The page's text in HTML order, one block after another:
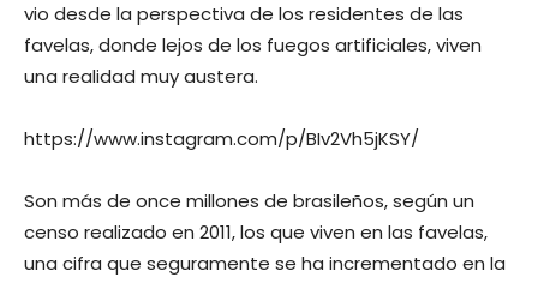
vio desde la perspectiva de los residentes de las
favelas, donde lejos de los fuegos artificiales, viven
una realidad muy austera.
https://www.instagram.com/p/BIv2Vh5jKSY/
Son más de once millones de brasileños, según un
censo realizado en 2011, los que viven en las favelas,
una cifra que seguramente se ha incrementado en la